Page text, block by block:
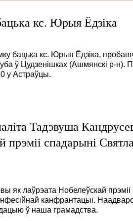
кс. Юрыя Ёдзіка
бацька кс. Юрыя Ёдзіка,
ў Цудзенішках (Ашмянскі р-н).
у Астраўцы.
Тадэвуша
прэміі спадарыні
як лаўрэата Нобелеўскай прэміі
канфрантацыі.
ў наша грамадства.